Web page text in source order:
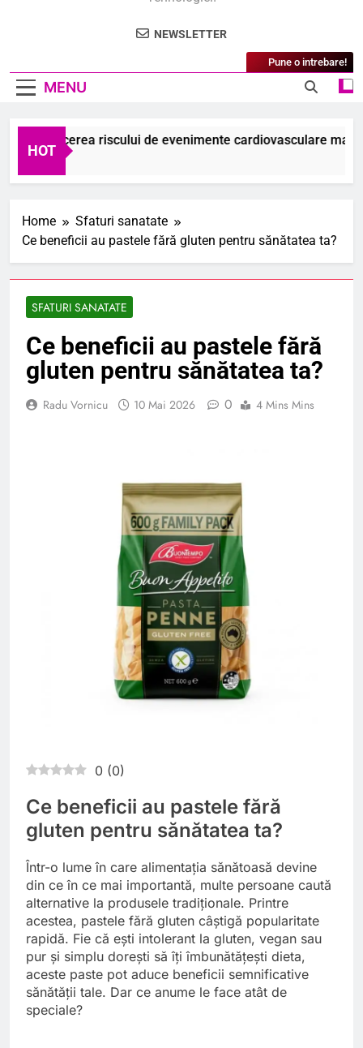
NEWSLETTER
MENU
Pune o intrebare!
HOT
riscului de evenimente cardiovasculare majore
Home
Sfaturi sanatate
Ce beneficii au pastele fără gluten pentru sănătatea ta?
SFATURI SANATATE
Ce beneficii au pastele fără
gluten pentru sănătatea ta?
Radu Vornicu 10 Mai 2026 0 4 Mins Mins
0 (0)
Ce beneficii au pastele fără
gluten pentru sănătatea ta?
Într-o lume în care alimentația sănătoasă devine
din ce în ce mai importantă, multe persoane caută
alternative la produsele tradiționale. Printre
acestea, pastele fără gluten câștigă popularitate
rapidă. Fie că ești intolerant la gluten, vegan sau
pur și simplu dorești să îți îmbunătățești dieta,
aceste paste pot aduce beneficii semnificative
sănătății tale. Dar ce anume le face atât de
speciale?